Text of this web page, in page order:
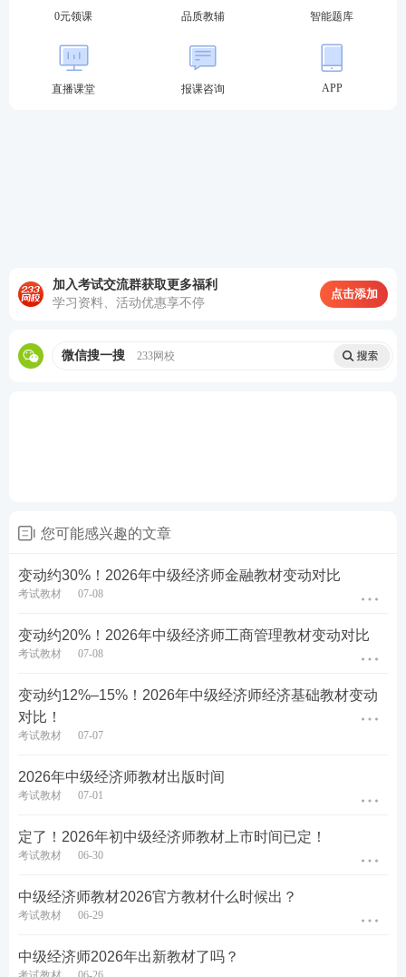
第十七章【核心重点】：股票期权激励对象相关规
0元领课 品质教辅 智能题库
直播课堂 报课咨询 APP
加入考试交流群获取更多福利
学习资料、活动优惠享不停
点击添加
微信搜一搜 233网校
您可能感兴趣的文章
变动约30%！2026年中级经济师金融教材变动对比
考试教材 07-08
变动约20%！2026年中级经济师工商管理教材变动对比
考试教材 07-08
变动约12%–15%！2026年中级经济师经济基础教材变动
对比！
考试教材 07-07
2026年中级经济师教材出版时间
考试教材 07-01
定了！2026年初中级经济师教材上市时间已定！
考试教材 06-30
中级经济师教材2026官方教材什么时候出？
考试教材 06-29
中级经济师2026年出新教材了吗？